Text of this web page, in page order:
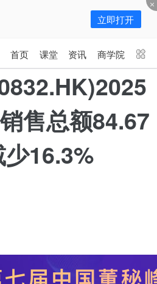
立即打开
首页 课堂 资讯 商学院
直播 商学院
“商业
全球
绩增
售总额84.67
16.3%